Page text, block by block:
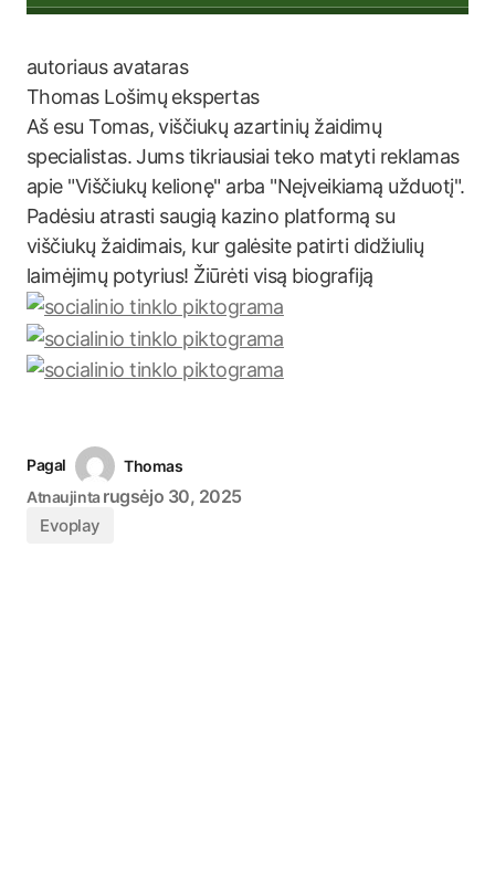
Thomas Lošimų ekspertas
Aš esu Tomas, viščiukų azartinių žaidimų
specialistas. Jums tikriausiai teko matyti reklamas
apie "Viščiukų kelionę" arba "Neįveikiamą užduotį".
Padėsiu atrasti saugią kazino platformą su
viščiukų žaidimais, kur galėsite patirti didžiulių
laimėjimų potyrius! Žiūrėti visą biografiją
Pagal
Thomas
Atnaujinta rugsėjo 30, 2025
Evoplay